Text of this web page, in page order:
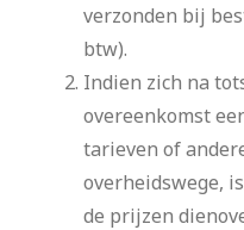
verzonden bij
btw).
Indien zich na
overeenkomst
tarieven of
overheidswege,
de prijzen